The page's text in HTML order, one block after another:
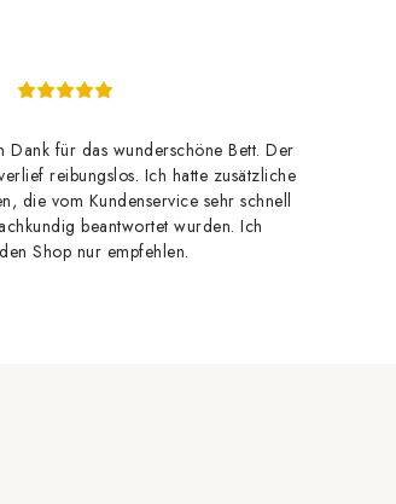
Dank für das wunderschöne Bett. Der
reibungslos. Ich hatte zusätzliche
die vom Kundenservice sehr schnell
beantwortet wurden. Ich
Shop nur empfehlen.